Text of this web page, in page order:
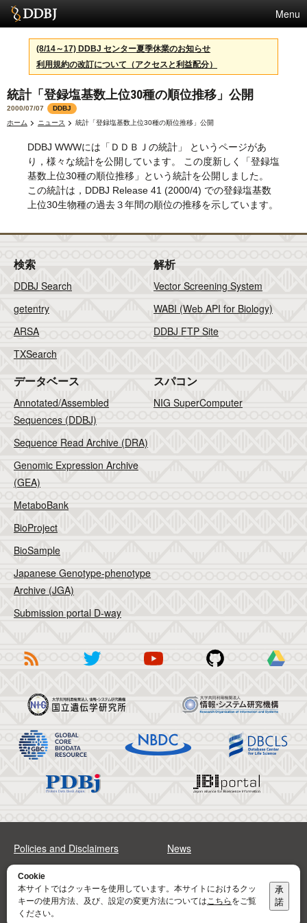
Menu
サービス
スパコン
統計
活動
センターについて
利用規約
問合せ
(8/14～17) DDBJ センター夏季休業のお知らせ
利用規約の改訂について（アクセスと利益配分）
統計「登録塩基数上位30種の順位推移」公開
2000/07/07
DDBJ
ホーム
ニュース 統計「登録塩基数上位30種の順位推移」公開
DDBJ WWWには「ＤＤＢＪの統計」 というページがあ
り，様々な統計を公開しています。 この度新しく「登録塩
基数上位30種の順位推移」という統計を公開しました。
この統計は，DDBJ Release 41 (2000/4) での登録塩基数
上位30生物種の過去３年間の順位の推移を示しています。
検索
DDBJ Search
getentry
ARSA
TXSearch
解析
Vector Screening System
WABI (Web API for Biology)
DDBJ FTP Site
データベース
Annotated/Assembled
Sequences (DDBJ)
Sequence Read Archive (DRA)
Genomic Expression Archive
(GEA)
MetaboBank
BioProject
BioSample
Japanese Genotype-phenotype
Archive (JGA)
Submission portal D-way
スパコン
NIG SuperComputer
Policies and Disclaimers News
FAQs
Address Contact
Cookie
本サイトではクッキーを使用しています。本サイトにおけるクッ
キーの使用方法、及び、設定の変更方法についてはこちら をご覧
ください。
承
諾